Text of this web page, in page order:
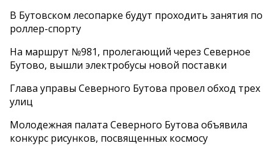
В Бутовском лесопарке будут проходить занятия по
роллер-спорту
На маршрут №981, пролегающий через Северное
Бутово, вышли электробусы новой поставки
Глава управы Северного Бутова провел обход трех
улиц
Молодежная палата Северного Бутова объявила
конкурс рисунков, посвященных космосу